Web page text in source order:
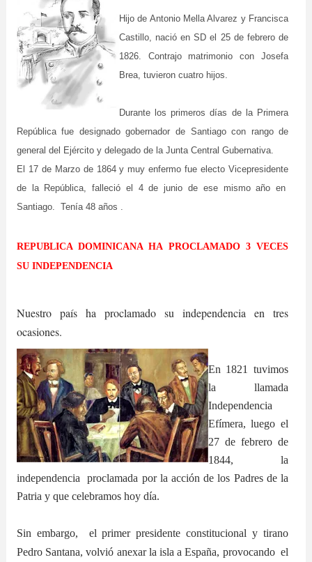
Hijo de Antonio Mella Alvarez y Francisca
Castillo, nació en SD el 25 de febrero de
1826. Contrajo matrimonio con Josefa
Brea, tuvieroncuatro hijos.
Durante los primeros días de la Primera
República fue designado gobernador de Santiago con rango de
general del Ejército y delegado de la Junta Central Gubernativa.
El 17 de Marzo de 1864 y muy enfermo fue electo Vicepresidente
de la República, falleció el 4 de junio de ese mismo año en
Santiago. Tenía48 años .
REPUBLICA DOMINICANA HA PROCLAMADO 3 VECES
SU INDEPENDENCIA
Nuestro país ha proclamado su independencia en tres
ocasiones.
En 1821 tuvimos
la llamada
Independencia
Efímera, luego el
27 de febrero de
1844, la
independencia proclamada por la acción de los Padres de la
Patria y que celebramos hoy día.
Sin embargo, el primer presidente constitucional y tirano
Pedro Santana, volvió anexar la isla a España, provocando el